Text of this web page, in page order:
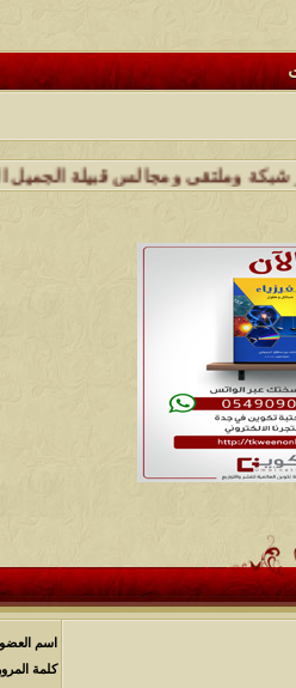
ومجالس قبيلة الجميل
اسم العضو
كلمة المرور